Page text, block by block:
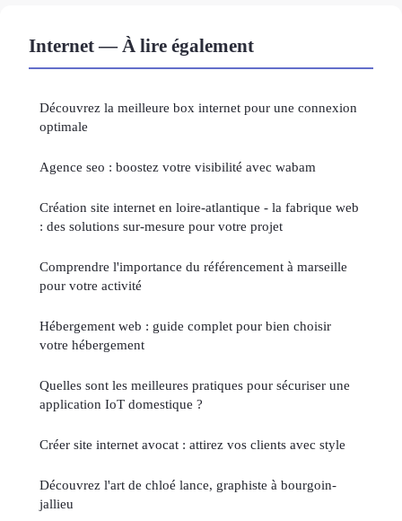
Internet — À lire également
Découvrez la meilleure box internet pour une connexion
optimale
Agence seo : boostez votre visibilité avec wabam
Création site internet en loire-atlantique - la fabrique web
: des solutions sur-mesure pour votre projet
Comprendre l'importance du référencement à marseille
pour votre activité
Hébergement web : guide complet pour bien choisir
votre hébergement
Quelles sont les meilleures pratiques pour sécuriser une
application IoT domestique ?
Créer site internet avocat : attirez vos clients avec style
Découvrez l'art de chloé lance, graphiste à bourgoin-
jallieu